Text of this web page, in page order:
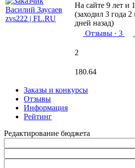
На сайте 9 лет и
(заходил 3 года 2
дней назад)
Отзывы · 3
2
180.64
Заказы и конкурсы
Отзывы
Информация
Рейтинг
Редактирование бюджета